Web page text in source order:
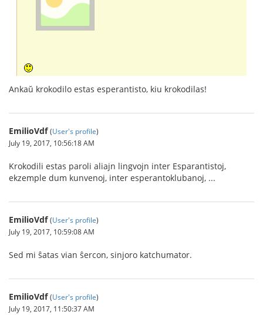
Ankaŭ krokodilo estas esperantisto, kiu krokodilas!
EmilioVdf (User's profile)
July 19, 2017, 10:56:18 AM
Krokodili estas paroli aliajn lingvojn inter Esparantistoj,
ekzemple dum kunvenoj, inter esperantoklubanoj, ...
EmilioVdf (User's profile)
July 19, 2017, 10:59:08 AM
Sed mi ŝatas vian ŝercon, sinjoro katchumator.
EmilioVdf (User's profile)
July 19, 2017, 11:50:37 AM